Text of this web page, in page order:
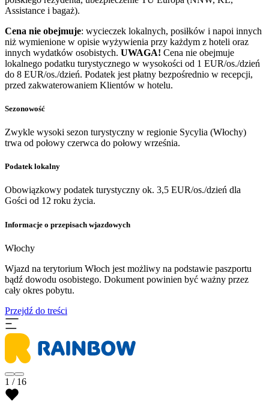
Assistance i bagaż).
Cena nie obejmuje: wycieczek lokalnych, posiłków i napoi innych
niż wymienione w opisie wyżywienia przy każdym z hoteli oraz
innych wydatków osobistych. UWAGA! Cena nie obejmuje
lokalnego podatku turystycznego w wysokości od 1 EUR/os./dzień
do 8 EUR/os./dzień. Podatek jest płatny bezpośrednio w recepcji,
przed zakwaterowaniem Klientów w hotelu.
Sezonowość
Zwykle wysoki sezon turystyczny w regionie Sycylia (Włochy)
trwa od połowy czerwca do połowy września.
Podatek lokalny
Obowiązkowy podatek turystyczny ok. 3,5 EUR/os./dzień dla
Gości od 12 roku życia.
Informacje o przepisach wjazdowych
Włochy
Wjazd na terytorium Włoch jest możliwy na podstawie paszportu
bądź dowodu osobistego. Dokument powinien być ważny przez
cały okres pobytu.
Przejdź do treści
1 / 16